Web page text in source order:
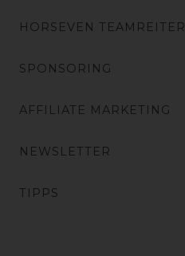
HORSEVEN TEAMREITER
SPONSORING
AFFILIATE MARKETING
NEWSLETTER
TIPPS